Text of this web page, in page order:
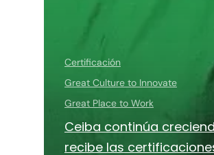
Certificación
Great Culture to Innovate
Great Place to Work
Ceiba continúa
recibe las